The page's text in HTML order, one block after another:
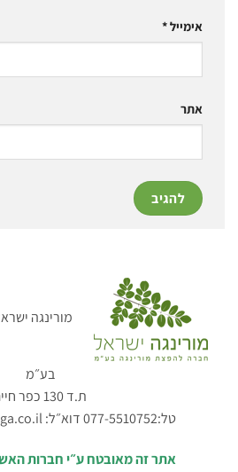
אימייל*
אתר
מורינגה
בע״מ
ת.ד 130 כפר חיים
טל:077-5510752 דוא״ל:
אתר זה מאובטח ע״י חברות